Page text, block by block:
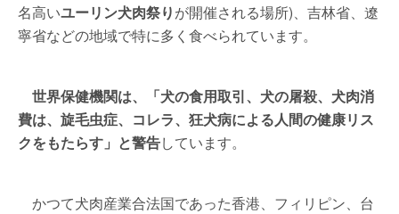
名高いユーリン犬肉祭りが開催される場所)、吉林省、遼
寧省などの地域で特に多く食べられています。
世界保健機関は、「犬の食用取引、犬の屠殺、犬肉消
費は、旋毛虫症、コレラ、狂犬病による人間の健康リス
クをもたらす」と警告しています。
かつて犬肉産業合法国であった香港、フィリピン、台